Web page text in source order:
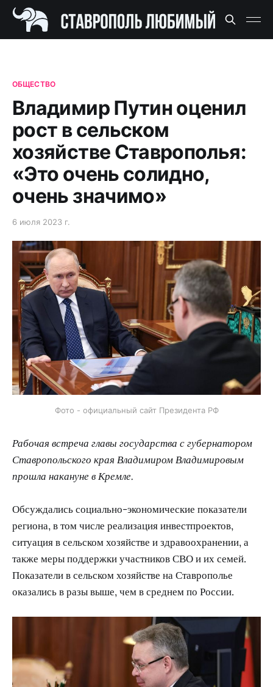
ОБЩЕСТВО
Владимир Путин оценил
рост в сельском
хозяйстве Ставрополья:
«Это очень солидно,
очень значимо»
6 июля 2023 г.
Фото - официальный сайт Президента РФ
Рабочая встреча главы государства с губернатором
Ставропольского края Владимиром Владимировым
прошла накануне в Кремле.
Обсуждались социально-экономические показатели
региона, в том числе реализация инвестпроектов,
ситуация в сельском хозяйстве и здравоохранении, а
также меры поддержки участников СВО и их семей.
Показатели в сельском хозяйстве на Ставрополье
оказались в разы выше, чем в среднем по России.